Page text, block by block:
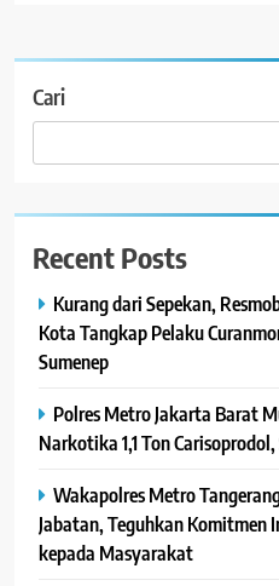
Cari
Recent Posts
Kurang dari Sepekan,
Kota Tangkap Pelaku
Sumenep
Polres Metro Jakarta Barat
Narkotika 1,1 Ton
Wakapolres Metro
Jabatan, Teguhkan Komitmen
kepada Masyarakat